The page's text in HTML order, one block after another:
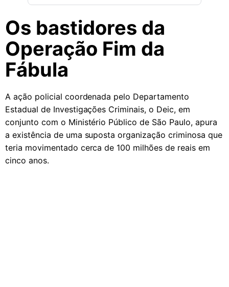
Os bastidores da
Operação Fim da
Fábula
A ação policial coordenada pelo Departamento
Estadual de Investigações Criminais, o Deic, em
conjunto com o Ministério Público de São Paulo, apura
a existência de uma suposta organização criminosa que
teria movimentado cerca de 100 milhões de reais em
cinco anos.